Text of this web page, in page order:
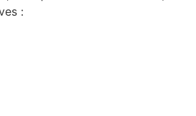
: